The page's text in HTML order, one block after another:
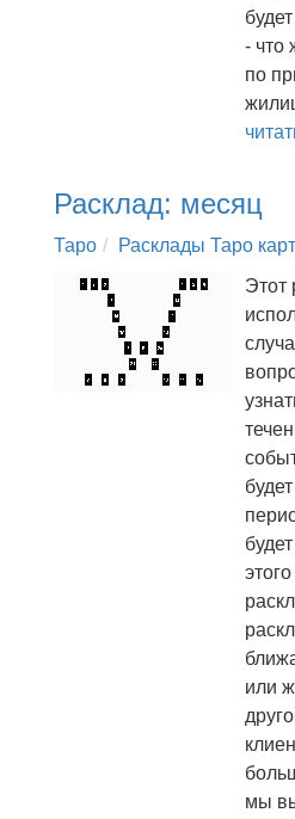
- что
по
Расклад: месяц
Таро
Расклады Таро карт
Этот
или
мы